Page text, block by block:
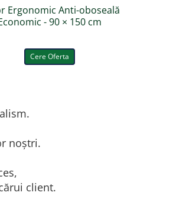
Ergonomic Anti-oboseală
- 90 × 150 cm
Cere Oferta
noștri.
client.